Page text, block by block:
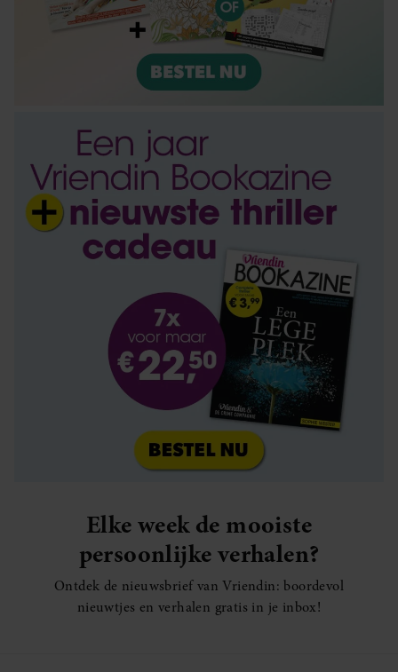
Elke week de mooiste
persoonlijke verhalen?
Ontdek de nieuwsbrief van Vriendin: boordevol
nieuwtjes en verhalen gratis in je inbox!